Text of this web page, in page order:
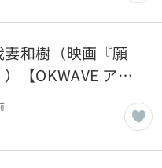
和樹（映画『願
【OKWAVE アー
年3月取材】